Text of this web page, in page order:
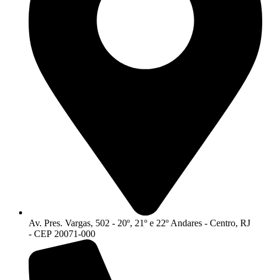
Av. Pres. Vargas, 502 - 20º, 21º e 22º Andares - Centro, RJ
- CEP 20071-000